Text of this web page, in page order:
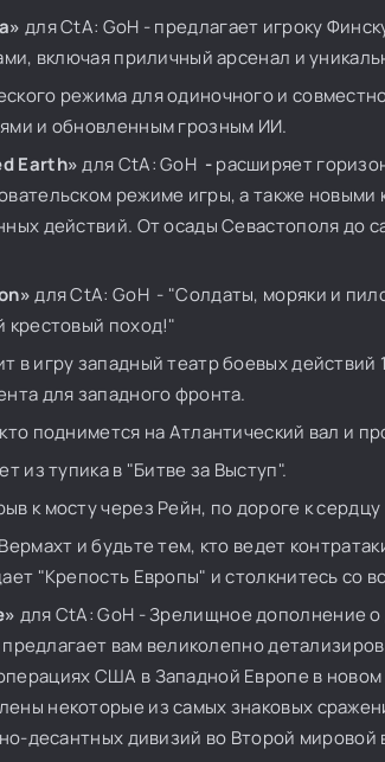
для CtA: GoH - предлагает игроку
включая приличный арсенал и
режима для одиночного и
и обновленным грозным ИИ.
Earth»для CtA: GoH -расширяет
режиме игры, а также
действий. От осады Севастополя до
для CtA: GoH - "Солдаты, моряки и
крестовый поход!"
в игру западный театр боевых действий
для западного фронта.
поднимется на Атлантический вал и
из тупика в "Битве за Выступ".
к мосту через Рейн, по дороге к
и будьте тем, кто ведет
"Крепость Европы" и столкнитесь со
для CtA: GoH - Зрелищное дополнение
вам великолепно
США в Западной Европе в
некоторые из самых знаковых
десантных дивизий во Второй мировой